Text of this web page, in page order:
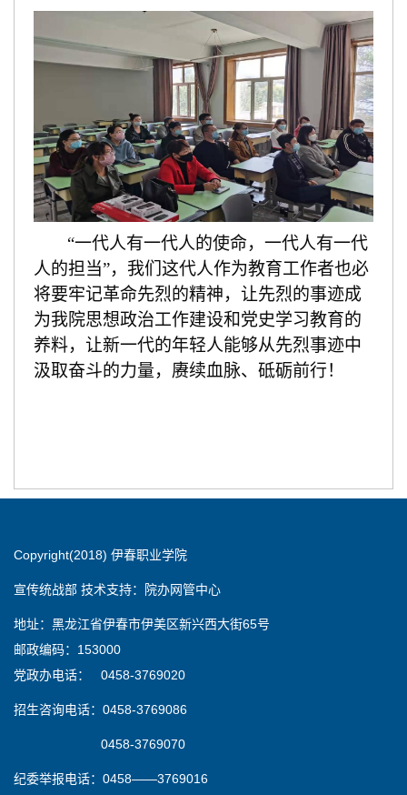
“一代人有一代人的使命，一代人有一代
人的担当”，我们这代人作为教育工作者也必
将要牢记革命先烈的精神，让先烈的事迹成
为我院思想政治工作建设和党史学习教育的
养料，让新一代的年轻人能够从先烈事迹中
汲取奋斗的力量，赓续血脉、砥砺前行！
Copyright(2018) 伊春职业学院
宣传统战部 技术支持：院办网管中心
地址：黑龙江省伊春市伊美区新兴西大街65号
邮政编码：153000
党政办电话： 0458-3769020
招生咨询电话：0458-3769086
0458-3769070
纪委举报电话：0458——3769016